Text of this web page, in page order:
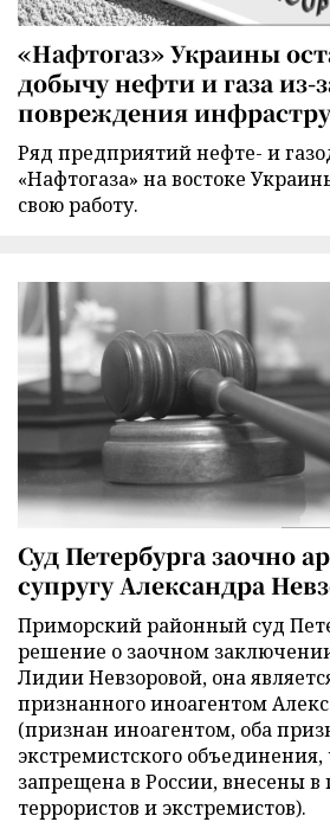
«Нафтогаз» Украины
добычу нефти и газа из-
повреждения
Ряд предприятий нефте- и
«Нафтогаза» на востоке
свою работу.
Суд Петербурга заочно
супругу Александра
Приморский районный суд
решение о заочном
Лидии Невзоровой, она
признанного иноагентом
(признан иноагентом, оба
экстремистского объединения,
запрещена в России, внесены в
террористов и экстремистов).